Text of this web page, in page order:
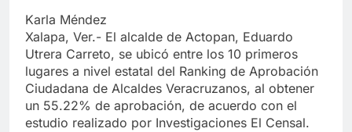
Karla Méndez
Xalapa, Ver.- El alcalde de Actopan, Eduardo
Utrera Carreto, se ubicó entre los 10 primeros
lugares a nivel estatal del Ranking de Aprobación
Ciudadana de Alcaldes Veracruzanos, al obtener
un 55.22% de aprobación, de acuerdo con el
estudio realizado por Investigaciones El Censal.